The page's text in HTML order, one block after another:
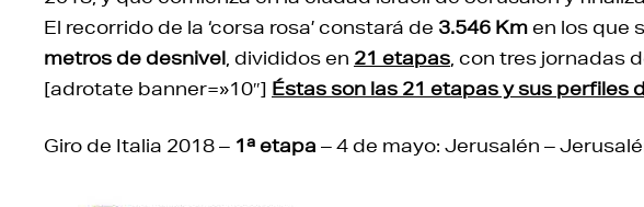
El recorrido de la ‘corsa rosa’ constará de 3.546 Kmen los que
metros de desnivel, divididos en 21 etapas, con tres jornadas
[adrotate banner=»10″] Éstas son las 21 etapas y sus perfiles
Giro de Italia 2018 – 1ª etapa – 4 de mayo: Jerusalén –